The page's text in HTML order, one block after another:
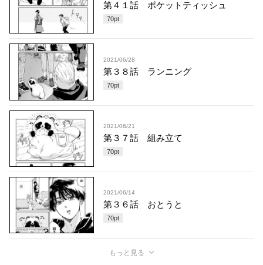
第４１話 ポケットティッシュ
70pt
2021/06/28
第３８話 ランニング
70pt
2021/06/21
第３７話 組み立て
70pt
2021/06/14
第３６話 おとうと
70pt
もっと見る